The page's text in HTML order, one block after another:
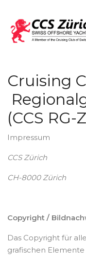
Cruising
(CCS RG-
Impressum
CCS Zürich
CH-8000 Zürich
Copyright /
Das Copyright für
grafischen Elemente